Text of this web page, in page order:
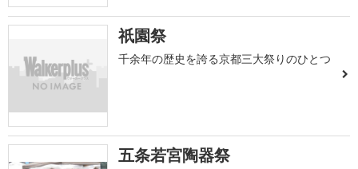
祇園祭
千余年の歴史を誇る京都三大祭りのひとつ
五条若宮陶器祭